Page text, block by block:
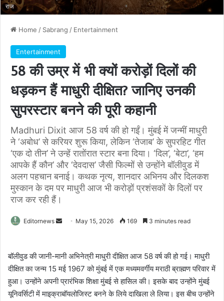
राज
Home / Sabrang / Entertainment
Entertainment
58 की उम्र में भी क्यों करोड़ों दिलों की
धड़कन हैं माधुरी दीक्षित? जानिए उनकी
सुपरस्टार बनने की पूरी कहानी
Madhuri Dixit आज 58 वर्ष की हो गईं। मुंबई में जन्मीं माधुरी
ने ‘अबोध’ से करियर शुरू किया, लेकिन ‘तेजाब’ के सुपरहिट गीत
‘एक दो तीन’ ने उन्हें रातोंरात स्टार बना दिया। ‘दिल’, ‘बेटा’, ‘हम
आपके हैं कौन’ और ‘देवदास’ जैसी फिल्मों से उन्होंने बॉलीवुड में
अलग पहचान बनाई। कथक नृत्य, शानदार अभिनय और दिलकश
मुस्कान के दम पर माधुरी आज भी करोड़ों प्रशंसकों के दिलों पर
राज कर रही हैं।
Editornews
Send May 15, 2026 169 3 minutes read
बॉलीवुड की जानी-मानी अभिनेत्री माधुरी दीक्षित आज 58 वर्ष की हो गई। माधुरी
दीक्षित का जन्म 15 मई 1967 को मुंबई में एक मध्यमवर्गीय मराठी ब्राह्मण परिवार में
हुआ। उन्होंने अपनी प्रारंभिक शिक्षा मुंबई से हासिल की। इसके बाद उन्होंने मुंबई
यूनिवर्सिटी में माइक्राबॉयलोजिस्ट बनने के लिये दाखिला ले लिया। इस बीच उन्होंने